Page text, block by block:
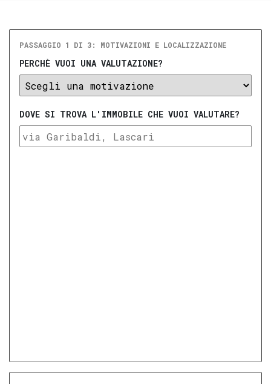
PASSAGGIO 1 DI 3: MOTIVAZIONI E LOCALIZZAZIONE
PERCHÈ VUOI UNA VALUTAZIONE?
DOVE SI TROVA L'IMMOBILE CHE VUOI VALUTARE?